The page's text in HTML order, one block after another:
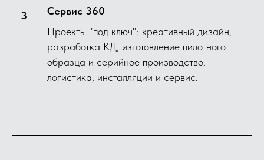
Сервис 360
Проекты "под ключ": креативный дизайн,
разработка КД, изготовление пилотного
образца и серийное производство,
логистика, инсталляции и сервис.